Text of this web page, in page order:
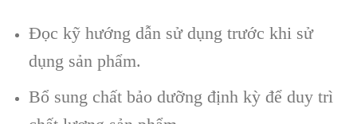
Đọc kỹ hướng dẫn sử dụng trước khi sử
dụng sản phẩm.
Bổ sung chất bảo dưỡng định kỳ để duy trì